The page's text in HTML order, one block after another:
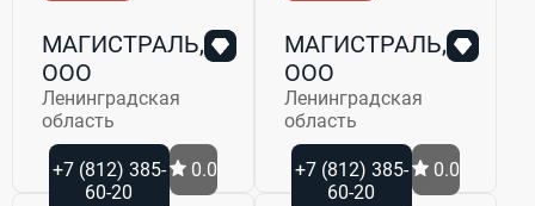
МАГИСТРАЛЬ,
ООО
Ленинградская
область
+7 (812) 385-
60-20
0.0
МАГИСТРАЛЬ,
ООО
Ленинградская
область
+7 (812) 385-
60-20
0.0